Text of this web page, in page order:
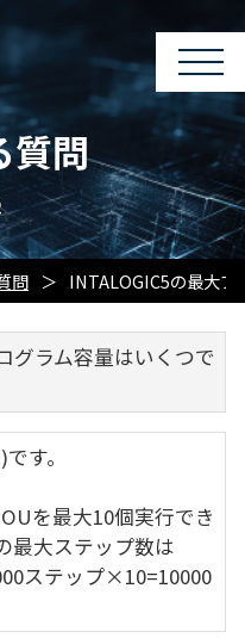
質問
問 INTALOGIC5の最大プ
グラム容量はいくつで
す。
を最大10個実行でき
最大ステップ数は
ステップ×10=10000